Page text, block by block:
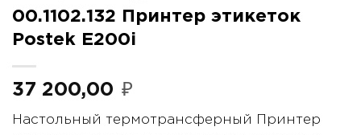
00.1102.132 Принтер этикеток
Postek E200i
37 200,00 ₽
Настольный термотрансферный Принтер